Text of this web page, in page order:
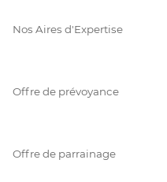
Nos Aires d'Expertise
Offre de prévoyance
Offre de parrainage